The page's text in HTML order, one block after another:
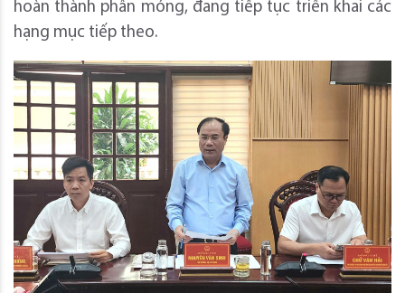
hoàn thành phần móng, đang tiếp tục triển khai các
hạng mục tiếp theo.